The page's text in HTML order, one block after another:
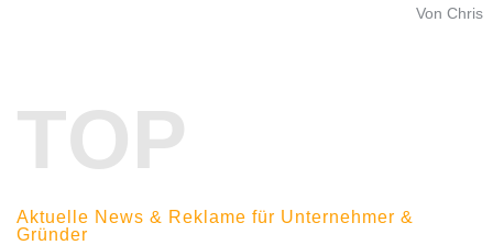
Von Chris
TOP
Aktuelle News & Reklame für Unternehmer &
Gründer